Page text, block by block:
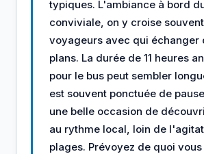
typiques. L'ambiance à bord
conviviale, on y croise
voyageurs avec qui échanger
plans. La durée de 11 heures
pour le bus peut sembler
est souvent ponctuée de
une belle occasion de
au rythme local, loin de
plages. Prévoyez de quoi